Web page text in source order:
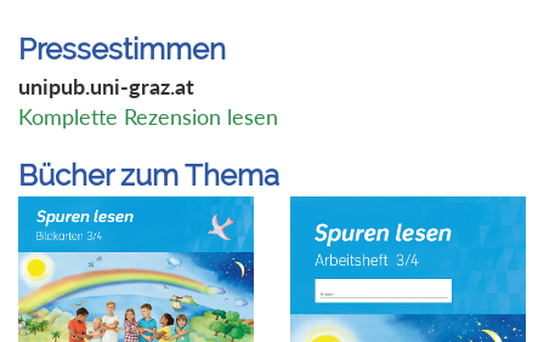
Pressestimmen
unipub.uni-graz.at
Komplette Rezension lesen
Bücher zum Thema